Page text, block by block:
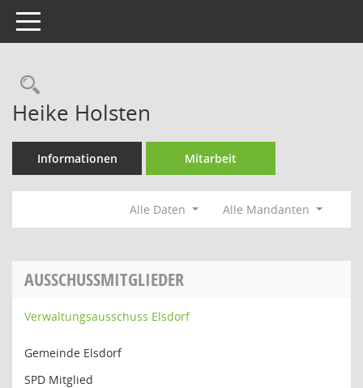
Toggle navigation
Rechercheauswahl
Heike Holsten
Informationen Mitarbeit
Alle Daten Alle Mandanten
AUSSCHUSSMITGLIEDER
Verwaltungsausschuss Elsdorf
Gemeinde Elsdorf
SPD Mitglied